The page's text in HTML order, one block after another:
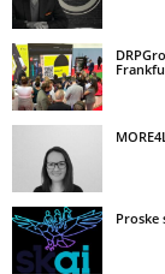
Proske